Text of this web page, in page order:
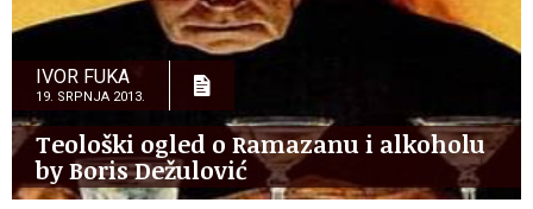
IVOR FUKA
19. SRPNJA 2013.
Teološki ogled o Ramazanu i alkoholu
by Boris Dežulović